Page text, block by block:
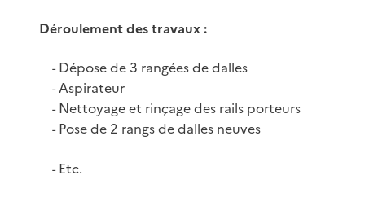
Déroulement des travaux :
-Dépose de 3 rangées de dalles
-Aspirateur
-Nettoyage et rinçage des rails porteurs
-Pose de 2 rangs de dalles neuves
-Etc.